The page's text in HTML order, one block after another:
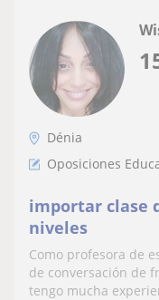
Dénia
Oposiciones
importar clase
niveles
Como profesora de
de conversación de
tengo mucha